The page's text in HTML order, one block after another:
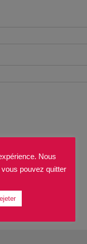
Nous
pouvez quitter